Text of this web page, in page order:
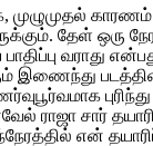
முழுமுதல்
தேள்
வராது
இணைந்து
ராஜா சார்
என்